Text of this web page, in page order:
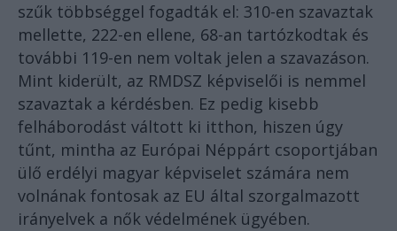
szűk többséggel fogadták el: 310-en szavaztak
mellette, 222-en ellene, 68-an tartózkodtak és
további 119-en nem voltak jelen a szavazáson.
Mint kiderült, az RMDSZ képviselői is nemmel
szavaztak a kérdésben. Ez pedig kisebb
felháborodást váltott ki itthon, hiszen úgy
tűnt, mintha az Európai Néppárt csoportjában
ülő erdélyi magyar képviselet számára nem
volnának fontosak az EU által szorgalmazott
irányelvek a nők védelmének ügyében.